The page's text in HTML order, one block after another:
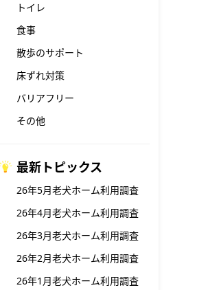
トイレ
食事
散歩のサポート
床ずれ対策
バリアフリー
その他
最新トピックス
26年5月老犬ホーム利用調査
26年4月老犬ホーム利用調査
26年3月老犬ホーム利用調査
26年2月老犬ホーム利用調査
26年1月老犬ホーム利用調査